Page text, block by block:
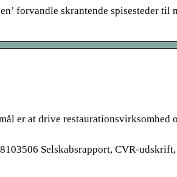
forvandle skrantende spisesteder til
er at drive restaurationsvirksomhed
Selskabsrapport, CVR-